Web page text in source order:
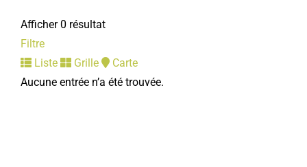
Afficher 0 résultat
Filtre
Liste
Grille
Carte
Aucune entrée n’a été trouvée.